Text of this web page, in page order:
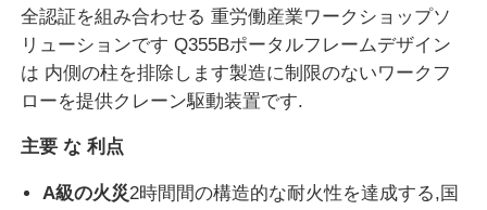
全認証を組み合わせる 重労働産業ワークショップソ
リューションです Q355Bポータルフレームデザイン
は 内側の柱を排除します製造に制限のないワークフ
ローを提供クレーン駆動装置です.
主要 な 利点
A級の火災2時間間の構造的な耐火性を達成する,国